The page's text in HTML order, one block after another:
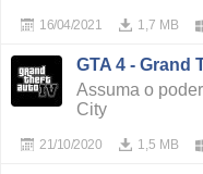
1,7 MB
16/04/2021
GTA 4 - Grand
Assuma o
City
1,5 MB
21/10/2020